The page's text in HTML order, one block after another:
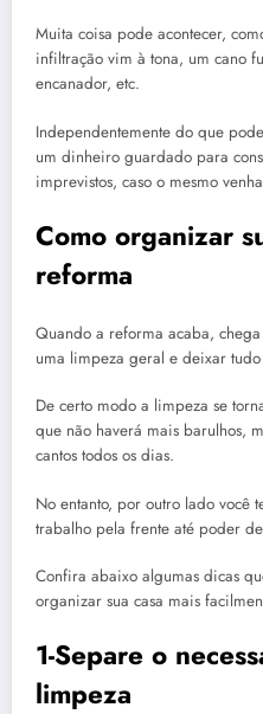
Muita coisa pode acontecer,
infiltração vim à tona, um cano
encanador, etc.
Independentemente do que
um dinheiro guardado para
imprevistos, caso o mesmo
Como organizar
reforma
Quando a reforma acaba,
uma limpeza geral e deixar
De certo modo a limpeza se
que não haverá mais barulhos,
cantos todos os dias.
No entanto, por outro lado você
trabalho pela frente até poder
Confira abaixo algumas dicas
organizar sua casa mais
1-Separe o
limpeza